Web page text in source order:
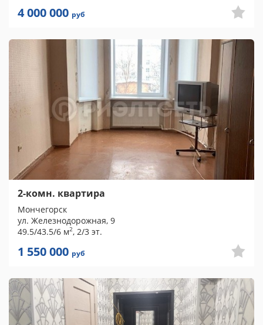
4 000 000 руб
2-комн. квартира
Мончегорск
ул. Железнодорожная, 9
49.5/43.5/6 м2, 2/3 эт.
1 550 000 руб